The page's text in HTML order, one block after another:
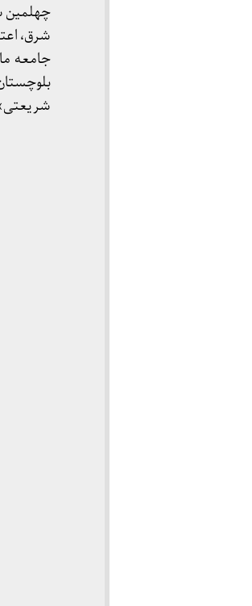
چهلمین
شرق،
جامعه